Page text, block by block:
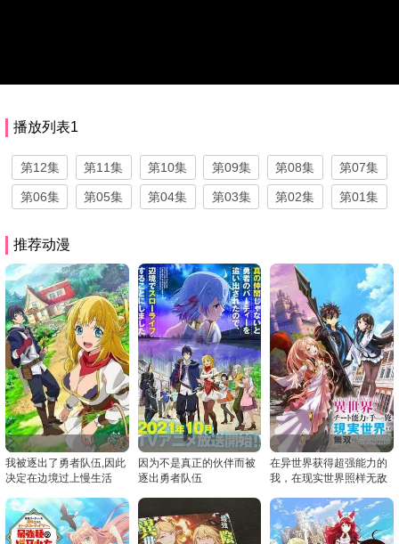
播放列表1
第12集 第11集 第10集 第09集 第08集 第07集
第06集 第05集 第04集 第03集 第02集 第01集
推荐动漫
我被逐出了勇者队伍,因此
决定在边境过上慢生活
因为不是真正的伙伴而被
逐出勇者队伍
在异世界获得超强能力的
我，在现实世界照样无敌